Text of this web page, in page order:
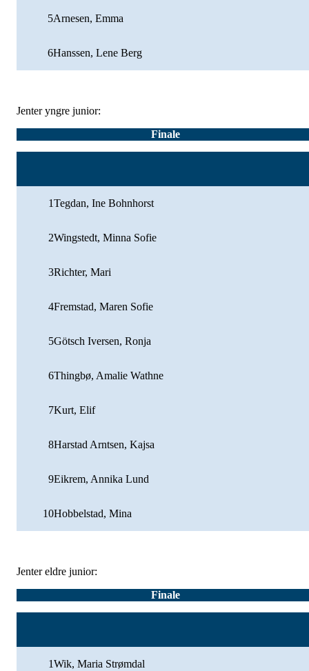
5Arnesen, Emma
6Hanssen, Lene Berg
Jenter yngre junior:
Finale
1Tegdan, Ine Bohnhorst
2Wingstedt, Minna Sofie
3Richter, Mari
4Fremstad, Maren Sofie
5Götsch Iversen, Ronja
6Thingbø, Amalie Wathne
7Kurt, Elif
8Harstad Arntsen, Kajsa
9Eikrem, Annika Lund
10Hobbelstad, Mina
Jenter eldre junior:
Finale
1Wik, Maria Strømdal